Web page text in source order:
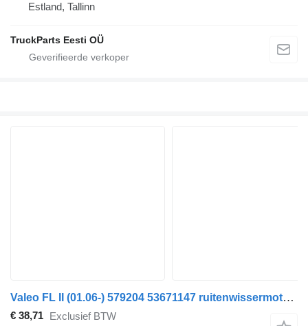
Estland, Tallinn
TruckParts Eesti OÜ
Valeo FL II (01.06-) 579204 53671147 ruitenwissermotor voor Volvo FL, FE (2005-2014) trekker
€ 38,71 Exclusief BTW